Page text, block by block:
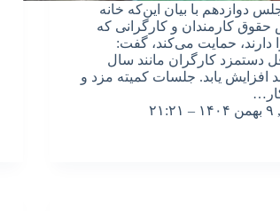
دوازدهم با بیان این‌که خانه
حقوق کارمندان و کارگرانی که
دارند، حمایت می‌کند، گفت:
دستمزد کارگران مانند سال
۴۵درصد افزایش یابد. جلسات کمیته مزد و